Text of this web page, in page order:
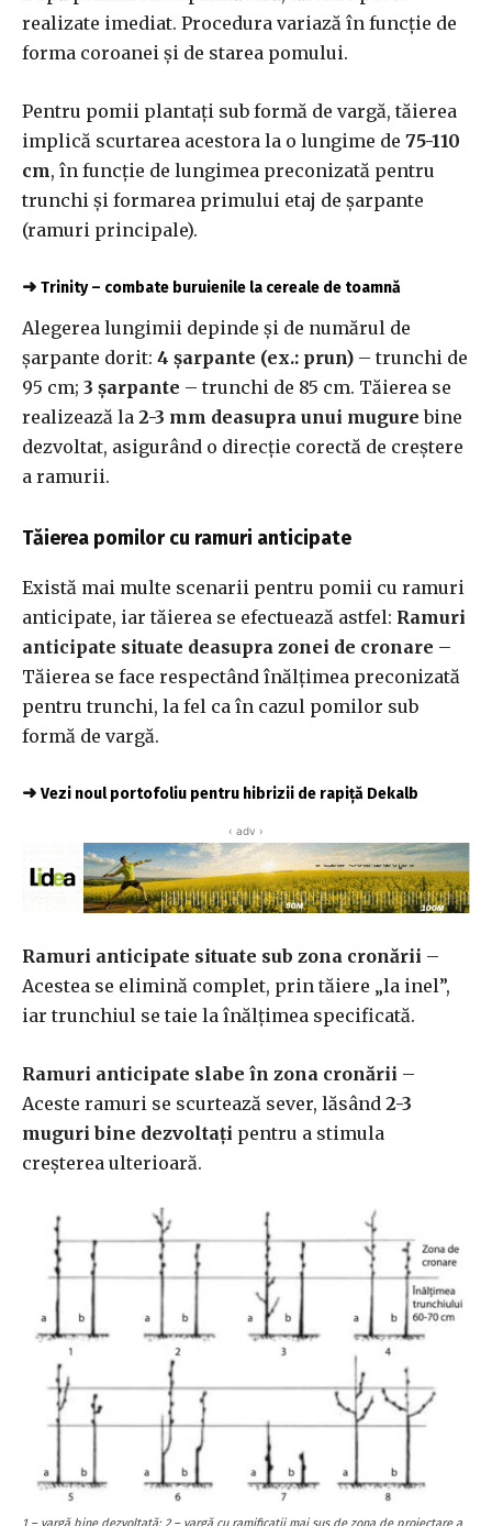
realizate imediat. Procedura variază în funcție de
forma coroanei și de starea pomului.
Pentru pomii plantați sub formă de vargă, tăierea
implică scurtarea acestora la o lungime de 75-110
cm, în funcție de lungimea preconizată pentru
trunchi și formarea primului etaj de șarpante
(ramuri principale).
➜ Trinity – combate buruienile la cereale de toamnă
Alegerea lungimii depinde și de numărul de
șarpante dorit: 4 șarpante (ex.: prun) – trunchi de
95 cm; 3 șarpante – trunchi de 85 cm. Tăierea se
realizează la 2-3 mm deasupra unui mugure bine
dezvoltat, asigurând o direcție corectă de creștere
a ramurii.
Tăierea pomilor cu ramuri anticipate
Există mai multe scenarii pentru pomii cu ramuri
anticipate, iar tăierea se efectuează astfel: Ramuri
anticipate situate deasupra zonei de cronare –
Tăierea se face respectând înălțimea preconizată
pentru trunchi, la fel ca în cazul pomilor sub
formă de vargă.
➜ Vezi noul portofoliu pentru hibrizii de rapiță Dekalb
‹ adv ›
Ramuri anticipate situate sub zona cronării –
Acestea se elimină complet, prin tăiere „la inel”,
iar trunchiul se taie la înălțimea specificată.
Ramuri anticipate slabe în zona cronării –
Aceste ramuri se scurtează sever, lăsând 2-3
muguri bine dezvoltați pentru a stimula
creșterea ulterioară.